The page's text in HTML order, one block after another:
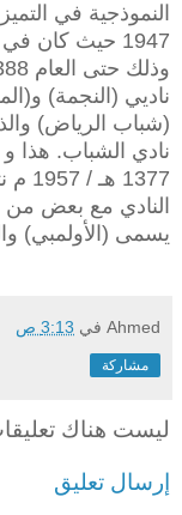
1947 حيث كان
ناديي (النجمة)
(شباب الرياض)
نادي الشباب. هذا
النادي مع بعض من
يسمى (الأولمبي)
Ahmed في 3:13 ص
مشاركة
ليست هناك
إرسال تعليق